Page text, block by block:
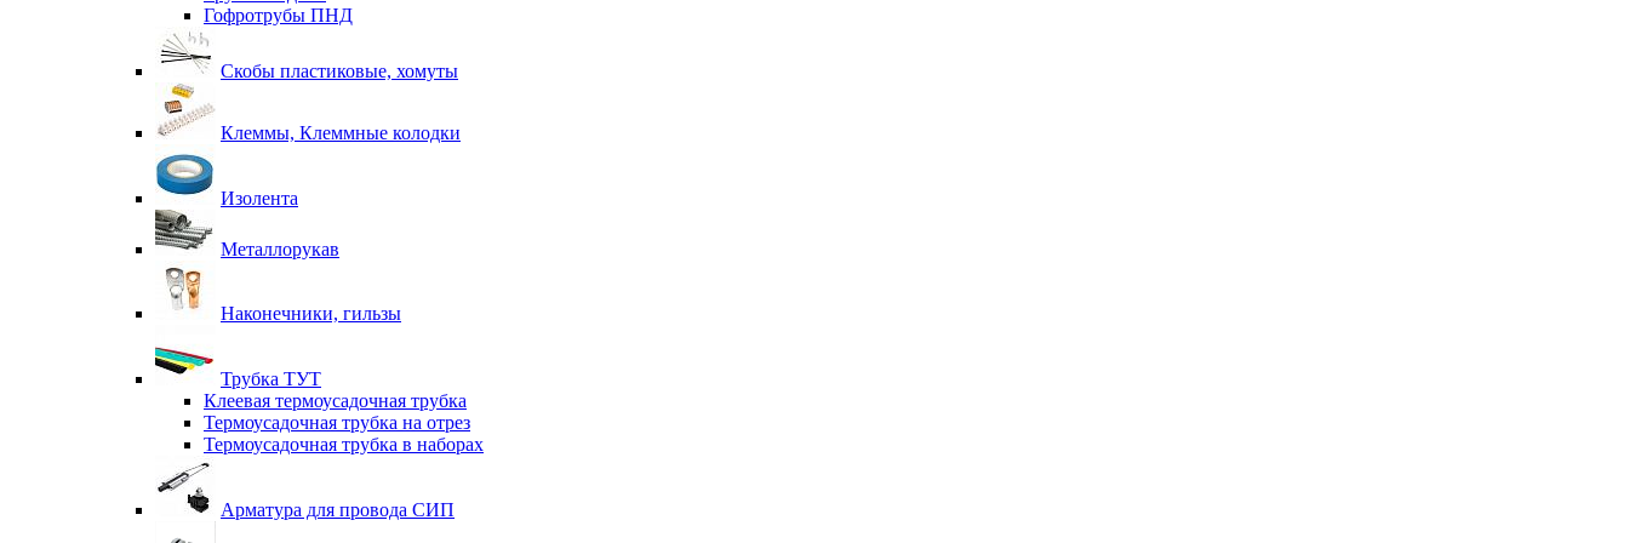
Гофротрубы ПНД
Скобы пластиковые, хомуты
Клеммы, Клеммные колодки
Изолента
Металлорукав
Наконечники, гильзы
Трубка ТУТ
Клеевая термоусадочная трубка
Термоусадочная трубка на отрез
Термоусадочная трубка в наборах
Арматура для провода СИП